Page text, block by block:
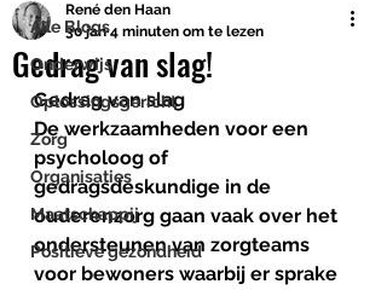
Alle Blogs
Onderwijs
Oplossingsgericht
Zorg
Organisaties
Maatschappij
Positieve gezondheid
Gedrag van slag!
René den Haan
30 jan 4 minuten om te lezen
Gedrag van slag
De werkzaamheden voor een
psycholoog of
gedragsdeskundige in de
ouderenzorg gaan vaak over het
ondersteunen van zorgteams
voor bewoners waarbij er sprake